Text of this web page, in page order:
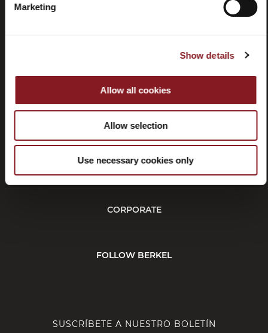
Marketing
Show details
Allow all cookies
Allow selection
Use necessary cookies only
Rescisión
CUSTOMER SERVICE
CORPORATE
FOLLOW BERKEL
SUSCRÍBETE A NUESTRO BOLETÍN